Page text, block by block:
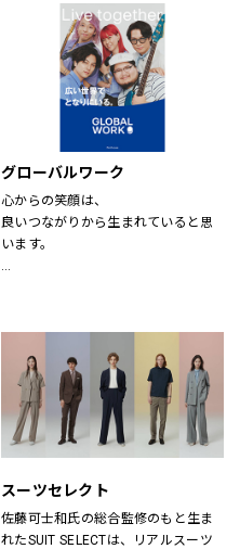
グローバルワーク
心からの笑顔は、
良いつながりから生まれていると思
います。
あなたの大切な人と、もっと笑顔に
なれる服を。
心地よさや好感を大切にした
“Good Feeling Wear”で
そんなつながりを、笑顔を、つくり
続けます。
ともに生きよう
スーツセレクト
佐藤可士和氏の総合監修のもと生ま
れたSUIT SELECTは、リアルスーツ